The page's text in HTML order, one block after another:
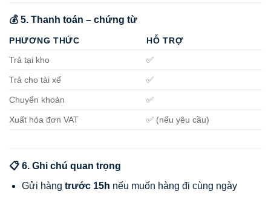
💰 5. Thanh toán – chứng từ
PHƯƠNG THỨC
HỖ TRỢ
Trả tại kho
✅
Trả cho tài xế ✅
Chuyển khoản ✅
Xuất hóa đơn VAT ✅ (nếu yêu cầu)
📋 6. Ghi chú quan trọng
Gửi hàng trước 15h nếu muốn hàng đi cùng ngày